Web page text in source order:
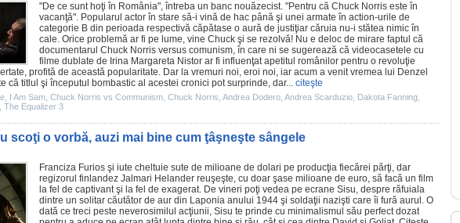
"De ce sunt hoţi în România", întreba un banc nouăzecist. "Pentru că Chuck Norris este în
vacanţă". Popularul actor în stare să-i vină de hac până şi unei armate în action-urile de
categorie B din perioada respectivă căpătase o aură de justiţiar căruia nu-i stătea nimic în
cale. Orice problemă ar fi pe lume, vine Chuck şi se rezolvă! Nu e deloc de mirare faptul că
documentarul Chuck Norris versus comunism, în care ni se sugerează că videocasetele cu
filme dublate de Irina Margareta Nistor ar fi influenţat apetitul românilor pentru o revoluţie
profită de această popularitate. Dar la vremuri noi, eroi noi, iar acum a venit vremea lui Denzel
că titlul şi începutul bombastic al acestei cronici pot surprinde, dar... citeşte
I Am Sam Chuck Norris vs Communism Chuck Norris Andrea Dodero Andrea Scarduzio Dakota Fanning
The Equalizer 3
scoţi o vorbă, auzi mai bine cum ţâşneşte sângele
Franciza Furios şi iute cheltuie sute de milioane de dolari pe producţia fiecărei părţi, dar
regizorul finlandez Jalmari Helander reuşeşte, cu doar şase milioane de euro, să facă un film
la fel de captivant şi la fel de exagerat. De vineri poţi vedea pe ecrane Sisu, despre răfuiala
dintre un solitar căutător de aur din Laponia anului 1944 şi soldaţii nazişti care îi fură aurul. O
dată ce treci peste neverosimilul acţiunii, Sisu te prinde cu minimalismul său perfect dozat